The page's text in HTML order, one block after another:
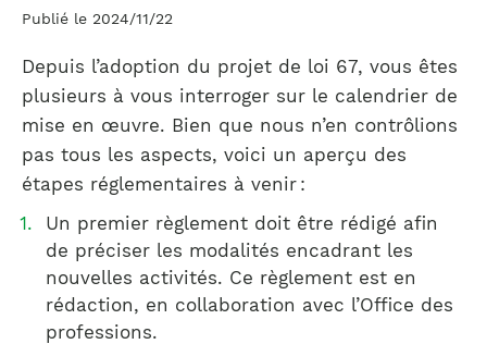
Publié le 2024/11/22
Depuis l’adoption du projet de loi 67, vous êtes
plusieurs à vous interroger sur le calendrier de
mise en œuvre. Bien que nous n’en contrôlions
pas tous les aspects, voici un aperçu des
étapes réglementaires à venir :
Un premier règlement doit être rédigé afin
de préciser les modalités encadrant les
nouvelles activités. Ce règlement est en
rédaction, en collaboration avec l’Office des
professions.